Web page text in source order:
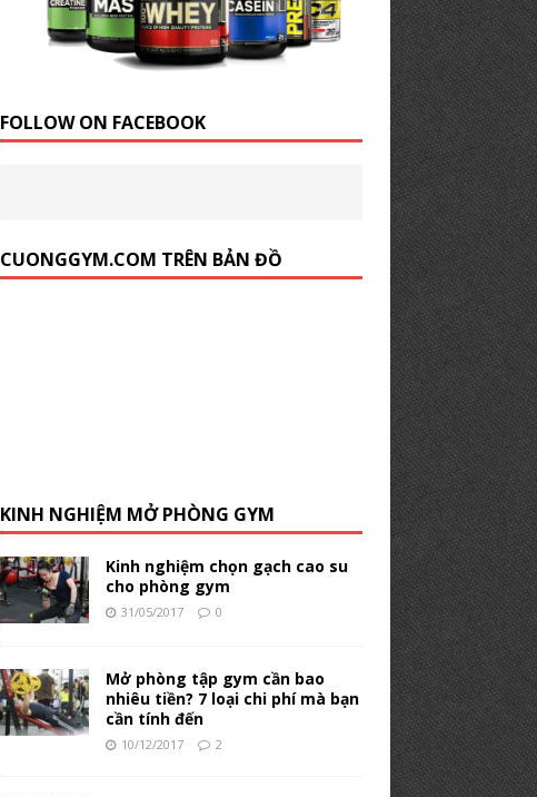
FOLLOW ON FACEBOOK
CUONGGYM.COM TRÊN BẢN ĐỒ
KINH NGHIỆM MỞ PHÒNG GYM
Kinh nghiệm chọn gạch cao su
cho phòng gym
31/05/2017 0
Mở phòng tập gym cần bao
nhiêu tiền? 7 loại chi phí mà bạn
cần tính đến
10/12/2017 2